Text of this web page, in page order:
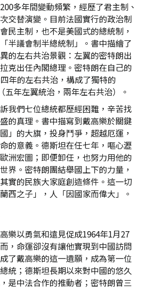
多年間變動頻繁，經歷了君主制、
交替演變。目前法國實行的政治制
民主制，也不是美國式的總統制，
半議會制半總統制」。書中描繪了
的左右共治景觀：左翼的密特朗出
克出任內閣總理。密特朗在自己的
年的左右共治，構成了獨特的
五年左翼統治，兩年左右共治）。
我們七位總統都歷經困難，辛苦找
的真理。書中描寫到戴高樂於關鍵
」的大旗，投身鬥爭，超越厄運，
的意義。德斯坦在任七年，嘔心瀝
洲宏圖；即便卸任，也努力用他的
界。密特朗團結舉國上下的力量，
實的民族大家庭創造條件。這一切
西之子」，人「因國家而偉大」。
樂以勇氣和遠見促成1964年1月27
，命運卻沒有讓他實現到中國訪問
了戴高樂的這一遺願，成為第一位
統；德斯坦長期以來對中國的悠久
是中法合作的推動者；密特朗曾三